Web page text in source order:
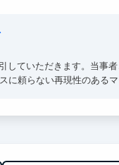
していただきます。当事
に頼らない再現性のある